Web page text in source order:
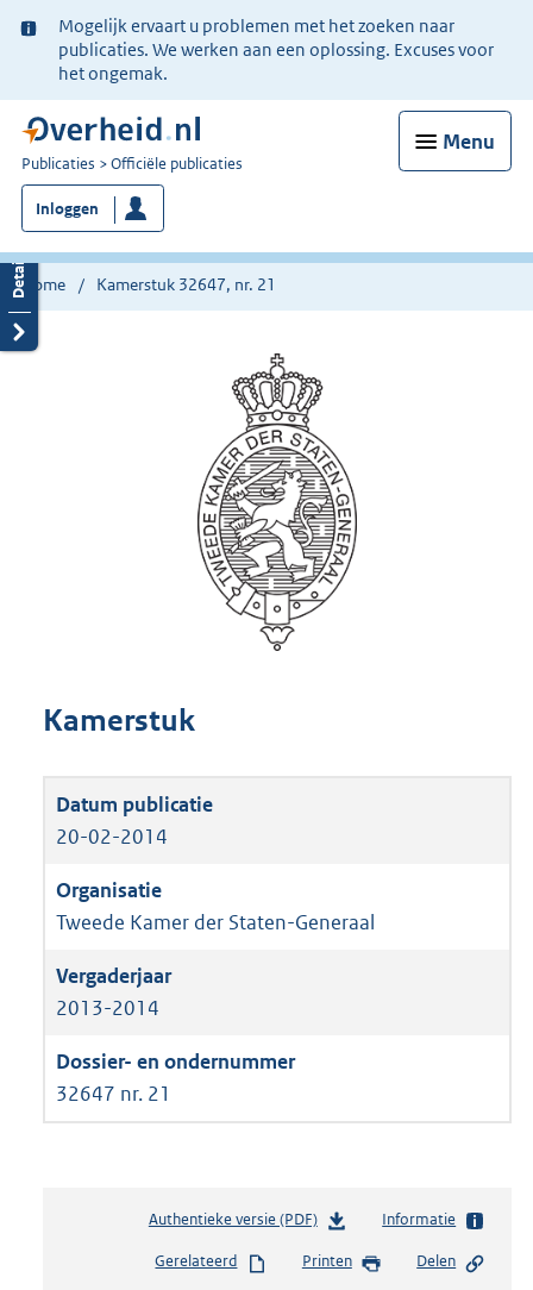
Ter
informatie:
Mogelijk ervaart u problemen met het zoeken naar
publicaties. We werken aan een oplossing. Excuses voor
het ongemak.
Menu
U
bent
nu
hier:
Publicaties Officiële publicaties
Inloggen
Home Kamerstuk 32647, nr. 21
Kamerstuk
20-02-2014
Tweede Kamer der Staten-Generaal
2013-2014
32647 nr. 21
Authentieke versie (PDF)b
s
Informatie
Gerelateerd Printen Delen